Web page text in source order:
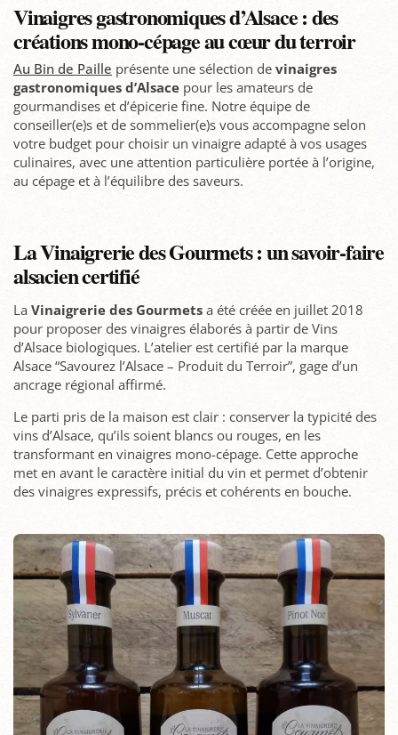
Vinaigres gastronomiques d’Alsace : des
créations mono-cépage au cœur du terroir
Au Bin de Paille présente une sélection de vinaigres
gastronomiques d’Alsace pour les amateurs de
gourmandises et d’épicerie fine. Notre équipe de
conseiller(e)s et de sommelier(e)s vous accompagne selon
votre budget pour choisir un vinaigre adapté à vos usages
culinaires, avec une attention particulière portée à l’origine,
au cépage et à l’équilibre des saveurs.
La Vinaigrerie des Gourmets : un savoir-faire
alsacien certifié
La Vinaigrerie des Gourmets a été créée en juillet 2018
pour proposer des vinaigres élaborés à partir de Vins
d’Alsace biologiques. L’atelier est certifié par la marque
Alsace “Savourez l’Alsace – Produit du Terroir”, gage d’un
ancrage régional affirmé.
Le parti pris de la maison est clair : conserver la typicité des
vins d’Alsace, qu’ils soient blancs ou rouges, en les
transformant en vinaigres mono-cépage. Cette approche
met en avant le caractère initial du vin et permet d’obtenir
des vinaigres expressifs, précis et cohérents en bouche.